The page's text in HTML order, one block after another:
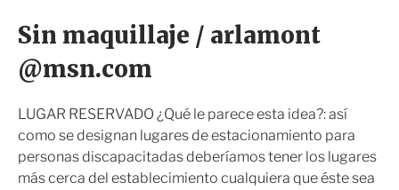
Sin maquillaje / arlamont
@msn.com
LUGAR RESERVADO ¿Qué le parece esta idea?: así
como se designan lugares de estacionamiento para
personas discapacitadas deberíamos tener los lugares
más cerca del establecimiento cualquiera que éste sea